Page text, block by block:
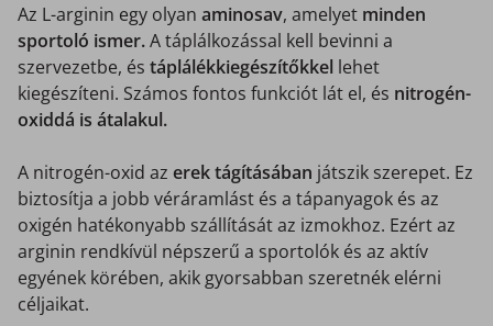
Az L-arginin egy olyan aminosav, amelyet minden
sportoló ismer.A táplálkozással kell bevinni a
szervezetbe, és táplálékkiegészítőkkel lehet
kiegészíteni. Számos fontos funkciót lát el, és nitrogén-
oxiddá is átalakul.
A nitrogén-oxid az erek tágításában játszik szerepet. Ez
biztosítja a jobb véráramlást és a tápanyagok és az
oxigén hatékonyabb szállítását az izmokhoz. Ezért az
arginin rendkívül népszerű a sportolók és az aktív
egyének körében, akik gyorsabban szeretnék elérni
céljaikat.